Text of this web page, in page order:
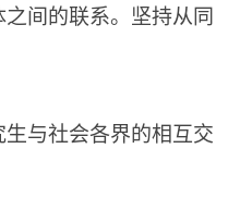
间的联系。 坚持从同
与社会各界的相互交